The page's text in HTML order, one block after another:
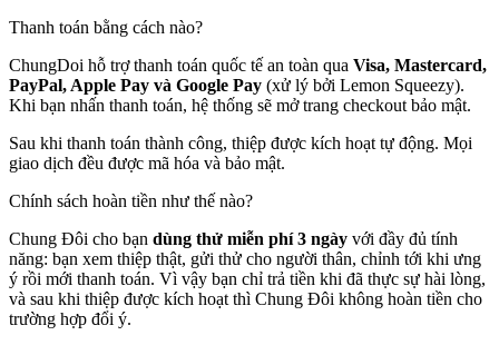
Thanh toán bằng cách nào?
ChungDoi hỗ trợ thanh toán quốc tế an toàn qua Visa, Mastercard,
PayPal, Apple Pay và Google Pay (xử lý bởi Lemon Squeezy).
Khi bạn nhấn thanh toán, hệ thống sẽ mở trang checkout bảo mật.
Sau khi thanh toán thành công, thiệp được kích hoạt tự động. Mọi
giao dịch đều được mã hóa và bảo mật.
Chính sách hoàn tiền như thế nào?
Chung Đôi cho bạn dùng thử miễn phí 3 ngày với đầy đủ tính
năng: bạn xem thiệp thật, gửi thử cho người thân, chỉnh tới khi ưng
ý rồi mới thanh toán. Vì vậy bạn chỉ trả tiền khi đã thực sự hài lòng,
và sau khi thiệp được kích hoạt thì Chung Đôi không hoàn tiền cho
trường hợp đổi ý.